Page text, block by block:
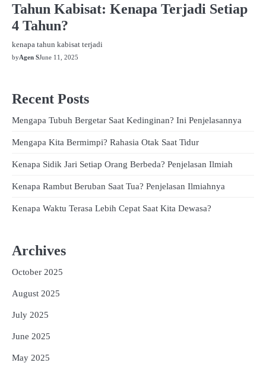
Tahun Kabisat: Kenapa Terjadi Setiap
4 Tahun?
kenapa tahun kabisat terjadi
byAgen SJune 11, 2025
Recent Posts
Mengapa Tubuh Bergetar Saat Kedinginan? Ini Penjelasannya
Mengapa Kita Bermimpi? Rahasia Otak Saat Tidur
Kenapa Sidik Jari Setiap Orang Berbeda? Penjelasan Ilmiah
Kenapa Rambut Beruban Saat Tua? Penjelasan Ilmiahnya
Kenapa Waktu Terasa Lebih Cepat Saat Kita Dewasa?
Archives
October 2025
August 2025
July 2025
June 2025
May 2025